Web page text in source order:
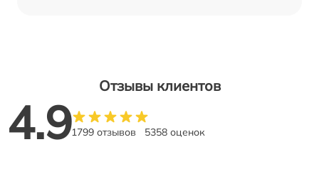
Отзывы клиентов
4.91799 отзывов 5358 оценок